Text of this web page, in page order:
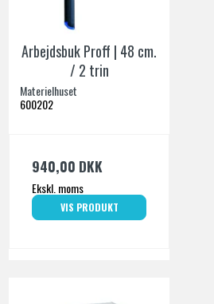
Arbejdsbuk Proff | 48 cm.
/ 2 trin
Materielhuset
600202
940,00 DKK
Ekskl. moms
VIS PRODUKT